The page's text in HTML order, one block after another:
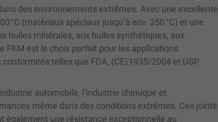
des environnements extrêmes. Avec une excellente
°C (matériaux spéciaux jusqu’à env. 250 °C) et une
huiles minérales, aux huiles synthétiques, aux
FKM est le choix parfait pour les applications
telles que FDA, (CE) 1935/2004 et USP
automobile, l’industrie chimique et
même dans des conditions extrêmes. Ces joints
également une résistance exceptionnelle au